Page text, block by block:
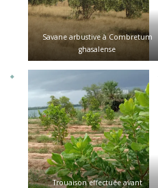
Savane arbustive à Combretum
ghasalense
Trouaison effectuée avant